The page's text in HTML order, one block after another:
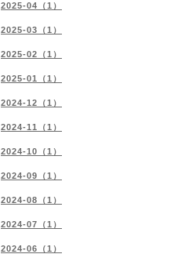
2025-04（1）
2025-03（1）
2025-02（1）
2025-01（1）
2024-12（1）
2024-11（1）
2024-10（1）
2024-09（1）
2024-08（1）
2024-07（1）
2024-06（1）